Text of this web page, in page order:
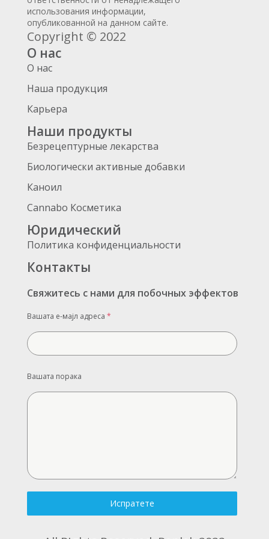
использования информации,
опубликованной на данном сайте.
Copyright © 2022
О нас
О нас
Наша продукция
Карьера
Наши продукты
Безрецептурные лекарства
Биологически активные добавки
Каноил
Cannabo Косметика
Юридический
Политика конфиденциальности
Контакты
Свяжитесь с нами для побочных эффектов
Вашата е-мајл адреса *
Вашата порака
Испратете